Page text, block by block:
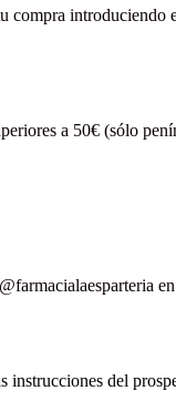
compra
a 50€ (sólo
instrucciones del